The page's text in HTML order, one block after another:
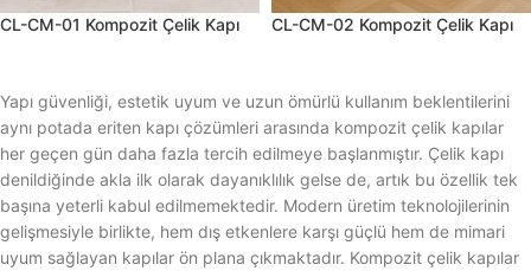
CL-CM-01 Kompozit Çelik Kapı CL-CM-02 Kompozit Çelik Kapı
Yapı güvenliği, estetik uyum ve uzun ömürlü kullanım beklentilerini
aynı potada eriten kapı çözümleri arasında kompozit çelik kapılar
her geçen gün daha fazla tercih edilmeye başlanmıştır. Çelik kapı
denildiğinde akla ilk olarak dayanıklılık gelse de, artık bu özellik tek
başına yeterli kabul edilmemektedir. Modern üretim teknolojilerinin
gelişmesiyle birlikte, hem dış etkenlere karşı güçlü hem de mimari
uyum sağlayan kapılar ön plana çıkmaktadır. Kompozit çelik kapılar